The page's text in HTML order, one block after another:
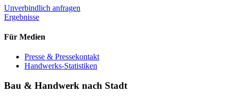
Unverbindlich anfragen
Ergebnisse
Für Medien
Presse & Pressekontakt
Handwerks-Statistiken
Bau & Handwerk nach Stadt